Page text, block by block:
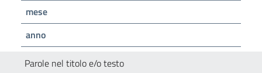
mese
anno
Parole nel titolo e/o testo